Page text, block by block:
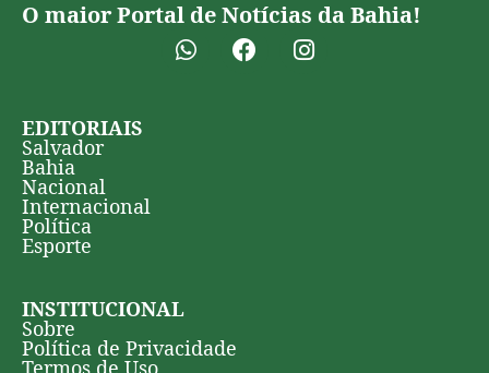
O maior Portal de Notícias da Bahia!
EDITORIAIS
Salvador
Bahia
Nacional
Internacional
Política
Esporte
INSTITUCIONAL
Sobre
Política de Privacidade
Termos de Uso